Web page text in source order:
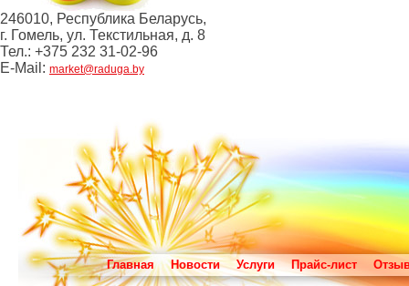
246010, Республика Беларусь,
г. Гомель, ул. Текстильная, д. 8
Тел.: +375 232 31-02-96
E-Mail: market@raduga.by
Главная Новости Услуги Прайс-лист